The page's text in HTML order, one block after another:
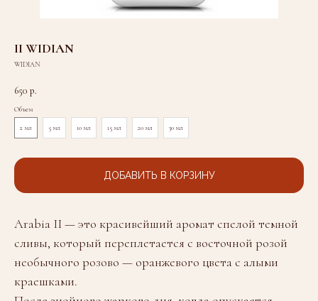
II WIDIAN
WIDIAN
650 р.
Объем
2 мл 5 мл 10 мл 15 мл 20 мл 30 мл
ДОБАВИТЬ В КОРЗИНУ
Arabia II — это красивейший аромат спелой темной
сливы, который переплетается с восточной розой
необычного розово — оранжевого цвета с алыми
краешками.